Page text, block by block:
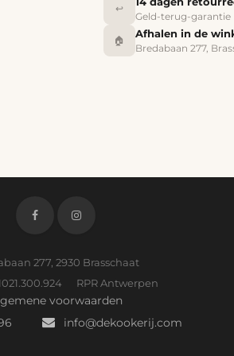
↩️
Geld-terug-garantie
🏠
Afhalen in de
Bredabaan 277,
277, 2930 Brasschaat
RPR Antwerpen
voorwaarden
info@dekookerij.com